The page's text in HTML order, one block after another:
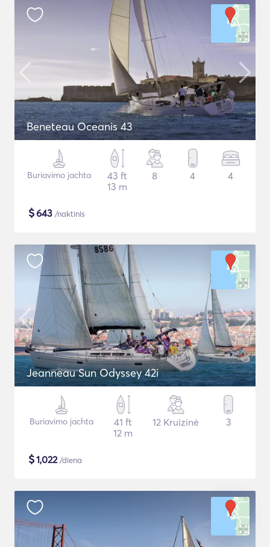
Beneteau Oceanis 43
Buriavimo jachta
43 ft
13 m
8 4 4
$643 /naktinis
Jeanneau Sun Odyssey 42i
Buriavimo jachta
41 ft
12 m
12 Kruizinė 3
$1,022/diena